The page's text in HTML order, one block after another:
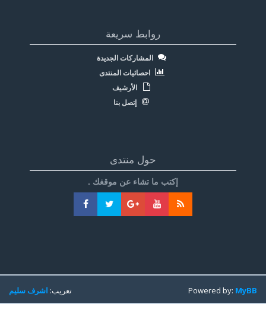
روابط سريعة
المشاركات الجديدة
احصائيات المنتدى
الأرشيف
إتصل بنا
حول منتدى
إكتب ما تشاء عن موقغك .
تعريب:اشرف سليم Powered by:MyBB